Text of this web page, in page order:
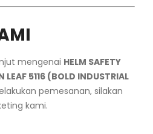
mengenai HELM SAFETY
LEAF 5116 (BOLD INDUSTRIAL
pemesanan, silakan
kami.